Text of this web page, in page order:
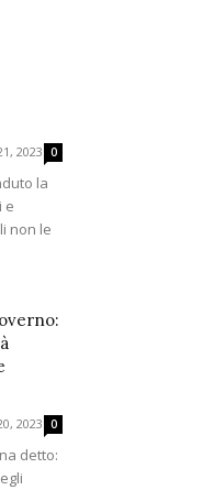
2023 0
la
e
non le
2023 0
detto: